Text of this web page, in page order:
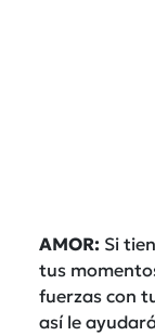
AMOR: Si
tus
fuerzas con
así le